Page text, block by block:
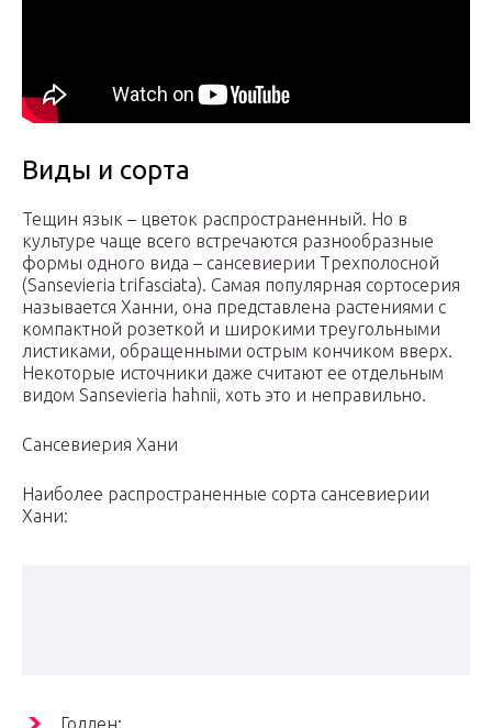
Виды и сорта
Тещин язык – цветок распространенный. Но в
культуре чаще всего встречаются разнообразные
формы одного вида – сансевиерии Трехполосной
(Sansevieria trifasciata). Самая популярная сортосерия
называется Ханни, она представлена растениями с
компактной розеткой и широкими треугольными
листиками, обращенными острым кончиком вверх.
Некоторые источники даже считают ее отдельным
видом Sansevieria hahnii, хоть это и неправильно.
Сансевиерия Хани
Наиболее распространенные сорта сансевиерии
Хани:
Голден;